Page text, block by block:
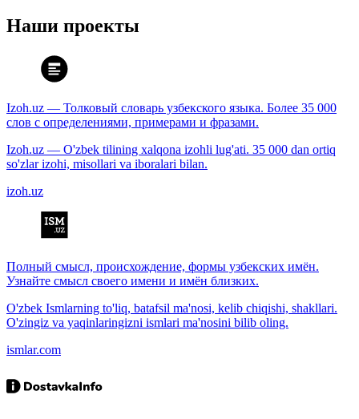
Наши проекты
Izoh.uz — Толковый словарь узбекского языка. Более 35 000
слов с определениями, примерами и фразами.
Izoh.uz — O'zbek tilining xalqona izohli lug'ati. 35 000 dan ortiq
so'zlar izohi, misollari va iboralari bilan.
izoh.uz
Полный смысл, происхождение, формы узбекских имён.
Узнайте смысл своего имени и имён близких.
O'zbek Ismlarning to'liq, batafsil ma'nosi, kelib chiqishi, shakllari.
O'zingiz va yaqinlaringizni ismlari ma'nosini bilib oling.
ismlar.com